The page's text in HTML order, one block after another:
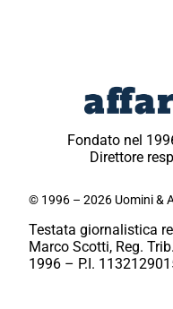
Fondato nel
Direttore
© 1996 – 2026 Uomini &
Testata giornalistica
Marco Scotti, Reg.
1996 – P.I.